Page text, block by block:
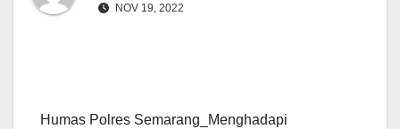
NOV 19, 2022
Humas Polres Semarang_Menghadapi